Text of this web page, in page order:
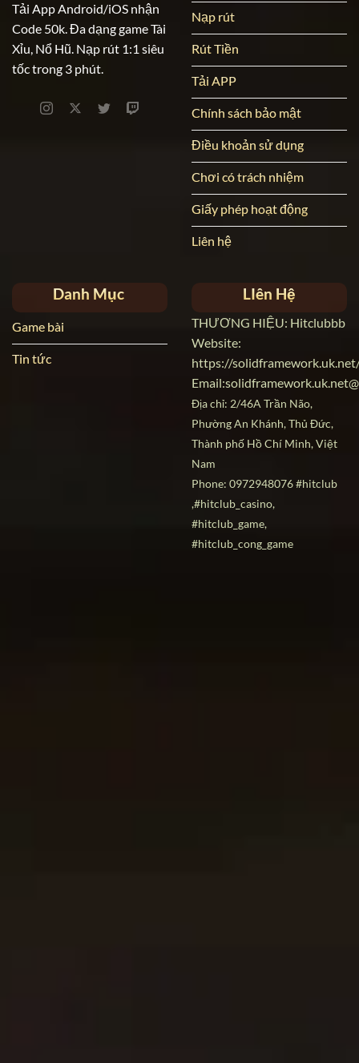
Tải App Android/iOS nhận
Code 50k. Đa dạng game Tài
Xỉu, Nổ Hũ. Nạp rút 1:1 siêu
tốc trong 3 phút.
Nạp rút
Rút Tiền
Tải APP
Chính sách bảo mật
Điều khoản sử dụng
Chơi có trách nhiệm
Giấy phép hoạt động
Liên hệ
Danh Mục
Game bài
Tin tức
LIên Hệ
THƯƠNG HIỆU: Hitclubbb
Website:
https://
Email:
Địa chỉ: 2/46A Trần Não,
Phường An Khánh, Thủ Đức,
Thành phố Hồ Chí Minh, Việt
Nam
Phone: 0972948076 #hitclub
,#hitclub_casino,
#hitclub_game,
#hitclub_cong_game